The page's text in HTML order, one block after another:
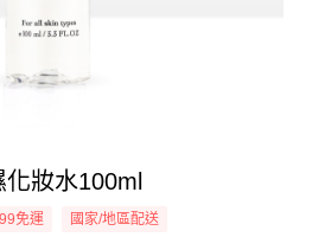
妝水100ml
免運 國家/地區配送